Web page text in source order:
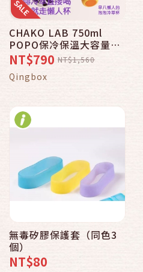
CHAKO LAB 750ml
POPO保冷保溫大容量隨
行杯泡泡冷萃杯
NT$790 NT$1,560
Qingbox
無毒矽膠保護套（同色3
個）
NT$80